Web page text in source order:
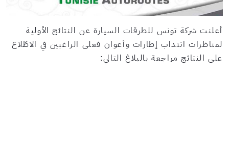
أعلنت شركة تونس للطرقات السيارة عن النتائج الأولية
لمناظرات انتداب إطارات وأعوان فعلى الراغبين في الاطّلاع
على النتائج مراجعة بالبلاغ التالي: